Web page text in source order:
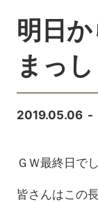
明日
2019.05.06
ＧＷ最終日で
皆さんはこの